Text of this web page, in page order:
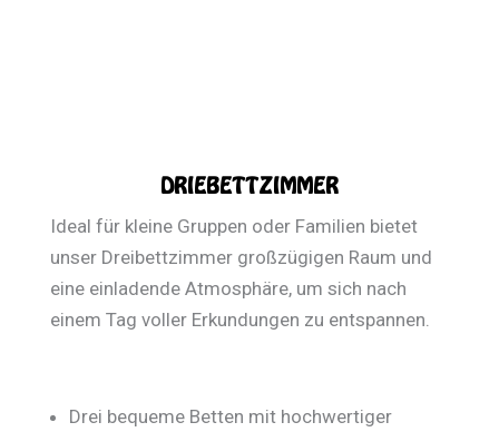
DRIEBETTZIMMER
Ideal für kleine Gruppen oder Familien bietet
unser Dreibettzimmer großzügigen Raum und
eine einladende Atmosphäre, um sich nach
einem Tag voller Erkundungen zu entspannen.
Drei bequeme Betten mit hochwertiger